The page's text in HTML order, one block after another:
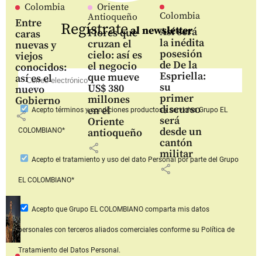
Colombia
Entre
caras
nuevas y
viejos
conocidos:
así es el
nuevo
Gobierno
share
Oriente
Antioqueño
Flores que
cruzan el
cielo: así es
el negocio
que mueve
US$ 380
millones
en el
Oriente
antioqueño
share
Colombia
Así será
la inédita
posesión
de De la
Espriella:
su
primer
discurso
será
desde un
cantón
militar
share
Regístrateal newsletter
Aceptotérminos y condiciones productos y serviciosGrupo EL
COLOMBIANO*
Acepto el tratamiento y uso del dato Personalpor parte del Grupo
EL COLOMBIANO*
Acepto que Grupo EL COLOMBIANOcomparta mis datos
personales con terceros aliados comerciales conforme su Política de
Tratamiento del Datos Personal.